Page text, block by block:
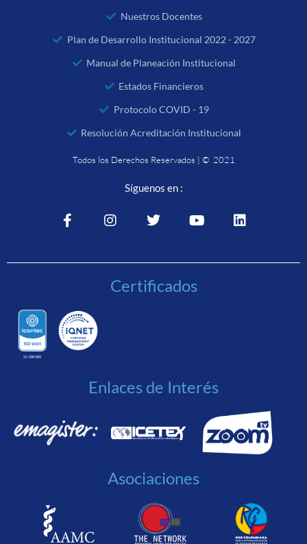
Nuestros Docentes
Plan de Desarrollo Institucional 2022 - 2027
Manual de Planeación Institucional
Estados Financieros
Protocolo COVID - 19
Resolución Acreditación Institucional
Todos los Derechos Reservados | © 2021
Síguenos en :
Certificados
Enlaces de Interés
Asociaciones